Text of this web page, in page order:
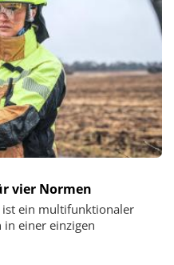
vier Normen
ist ein multifunktionaler
einer einzigen